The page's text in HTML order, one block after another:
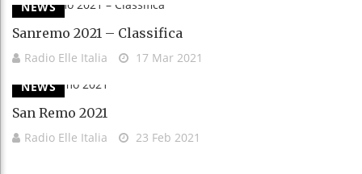
NEWS
Sanremo 2021 – Classifica
Radio Elle Italia
17 Mar 2021
NEWS
San Remo 2021
Radio Elle Italia 23 Feb 2021